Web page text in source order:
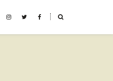
˟